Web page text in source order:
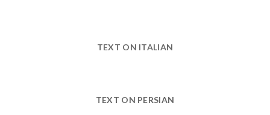
TEXT ON ITALIAN
TEXT ON PERSIAN